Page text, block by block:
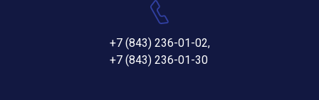
+7 (843) 236-01-02,
+7 (843) 236-01-30